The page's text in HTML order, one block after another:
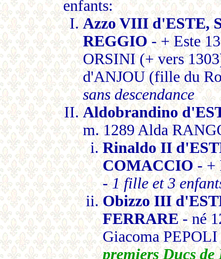
enfants:
Azzo VIII d'ESTE,
REGGIO - + Este
ORSINI (+ vers
d'ANJOU (fille du
sans descendance
Aldobrandino
m. 1289 Alda
Rinaldo II
COMACCIO - +
- 1 fille et 3
Obizzo III
FERRARE- né
Giacoma
premiers Ducs